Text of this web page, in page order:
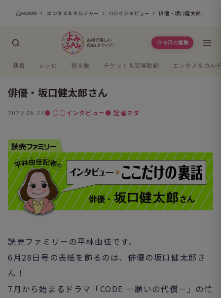
HOME エンタメ＆カルチャー ○○インタビュー 俳優・坂口健太郎さん
今日の運勢
新着 レシピ 宿＆旅 チケット＆宝塚歌劇 エンタメ＆カル
俳優・坂口健太郎さん
2023.06.27● ○○インタビュー● 記者ネタ
読売ファミリーの平林由佳です。
6月28日号の表紙を飾るのは、俳優の坂口健太郎さ
ん！
7月から始まるドラマ「CODE ―願いの代償―」の忙